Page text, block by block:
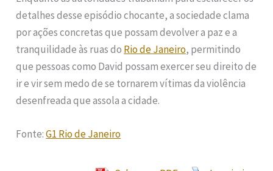
detalhes desse episódio chocante, a sociedade clama
por ações concretas que possam devolver a paz e a
tranquilidade às ruas do Rio de Janeiro, permitindo
que pessoas como David possam exercer seu direito de
ir e vir sem medo de se tornarem vítimas da violência
desenfreada que assola a cidade.
Fonte:G1 Rio de Janeiro